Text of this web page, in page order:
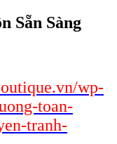
Sẵn Sàng
wp-
toan-
tranh-